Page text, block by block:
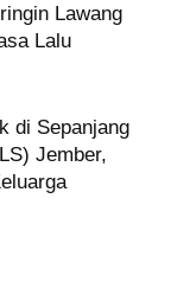
Lawang
Lalu
di Sepanjang
Jember,